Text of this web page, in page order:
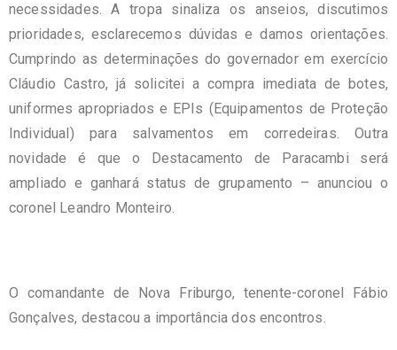
necessidades. A tropa sinaliza os anseios, discutimos
prioridades, esclarecemos dúvidas e damos orientações.
Cumprindo as determinações do governador em exercício
Cláudio Castro, já solicitei a compra imediata de botes,
uniformes apropriados e EPIs (Equipamentos de Proteção
Individual) para salvamentos em corredeiras. Outra
novidade é que o Destacamento de Paracambi será
ampliado e ganhará status de grupamento – anunciou o
coronel Leandro Monteiro.
O comandante de Nova Friburgo, tenente-coronel Fábio
Gonçalves, destacou a importância dos encontros.